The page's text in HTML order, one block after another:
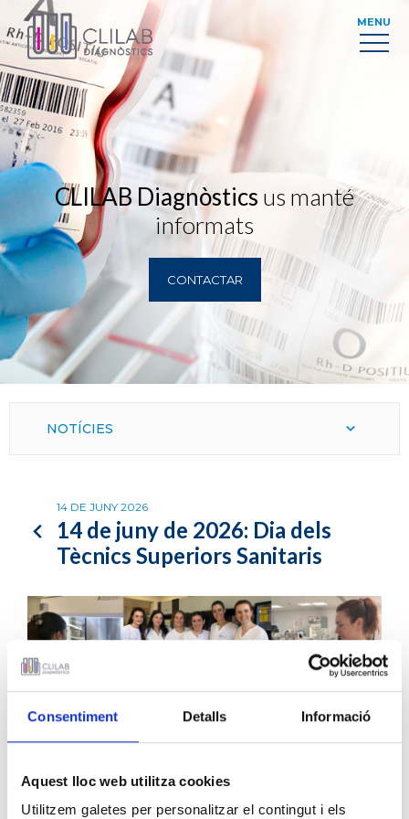
Consentiment Detalls Informació
Aquest lloc web utilitza cookies
Utilitzem galetes per personalitzar el contingut i els
MENU
CLILAB Diagnòstics us manté
informats
CONTACTAR
14 DE JUNY 2026
14 de juny de 2026: Dia dels
Tècnics Superiors Sanitaris
NOTÍCIES